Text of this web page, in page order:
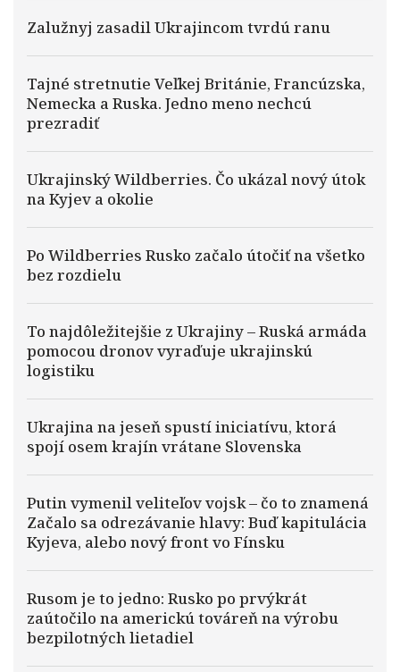
Zalužnyj zasadil Ukrajincom tvrdú ranu
Tajné stretnutie Veľkej Británie, Francúzska,
Nemecka a Ruska. Jedno meno nechcú
prezradiť
Ukrajinský Wildberries. Čo ukázal nový útok
na Kyjev a okolie
Po Wildberries Rusko začalo útočiť na všetko
bez rozdielu
To najdôležitejšie z Ukrajiny – Ruská armáda
pomocou dronov vyraďuje ukrajinskú
logistiku
Ukrajina na jeseň spustí iniciatívu, ktorá
spojí osem krajín vrátane Slovenska
Putin vymenil veliteľov vojsk – čo to znamená
Začalo sa odrezávanie hlavy: Buď kapitulácia
Kyjeva, alebo nový front vo Fínsku
Rusom je to jedno: Rusko po prvýkrát
zaútočilo na americkú továreň na výrobu
bezpilotných lietadiel